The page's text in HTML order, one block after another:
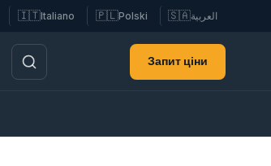
🇮🇹Italiano 🇵🇱Polski 🇸🇦العربية
Запит ціни